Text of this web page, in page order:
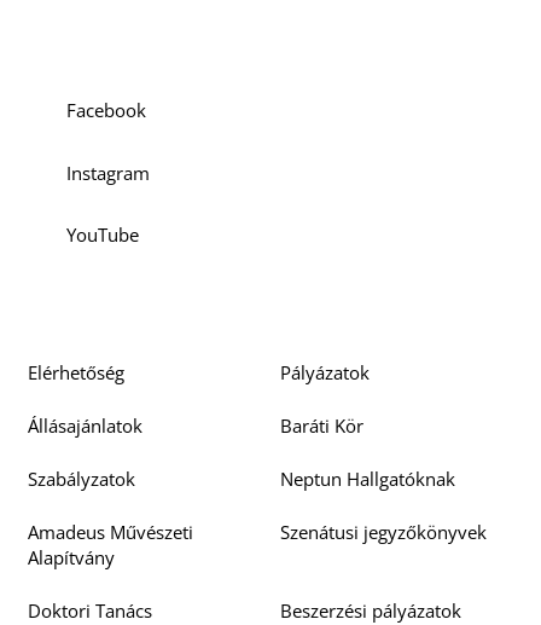
Facebook
Instagram
YouTube
Elérhetőség Pályázatok
Állásajánlatok Baráti Kör
Szabályzatok Neptun Hallgatóknak
Amadeus Művészeti
Alapítvány
Szenátusi jegyzőkönyvek
Doktori Tanács
Beszerzési pályázatok